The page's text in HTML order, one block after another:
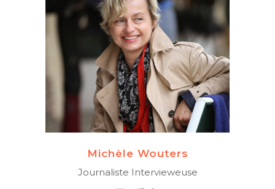
Animation Art Culture
Organisation d’ateliers «
philo, science, création… »
pour mettre en
perspective une
problématique, valoriser
l’individu, le lien, le groupe
+ 33 682 172 725
Michèle Wouters
Journaliste Intervieweuse